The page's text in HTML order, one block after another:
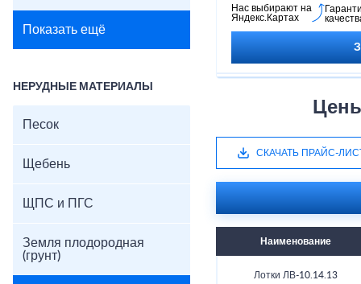
Показать ещё
НЕРУДНЫЕ МАТЕРИАЛЫ
Песок
Щебень
ЩПС и ПГС
Земля плодородная
(грунт)
но уже реже.
Нас выбирают на
Яндекс.Картах
СКАЧАТЬ ПРАЙС-
Наименование
Лотки ЛВ-10.14.13